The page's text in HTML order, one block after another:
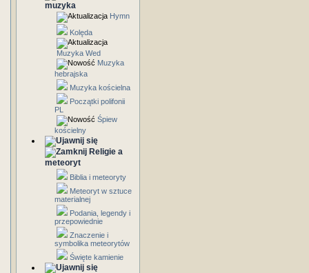
muzyka
Hymn
Kolęda
Muzyka Wed
Muzyka
hebrajska
Muzyka kościelna
Początki polifonii
PL
Śpiew
kościelny
Religie a
meteoryt
Biblia i meteoryty
Meteoryt w sztuce
materialnej
Podania, legendy i
przepowiednie
Znaczenie i
symbolika meteorytów
Święte kamienie